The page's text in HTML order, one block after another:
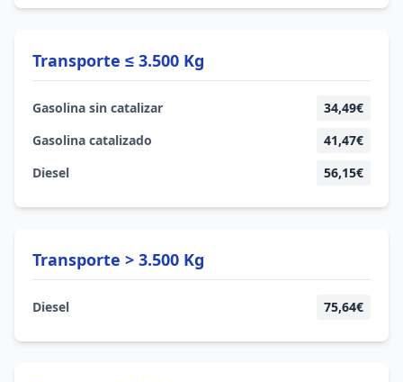
Transporte ≤ 3.500 Kg
Gasolina sin catalizar
34,49€
Gasolina catalizado
41,47€
Diesel
56,15€
Transporte > 3.500 Kg
Diesel 75,64€